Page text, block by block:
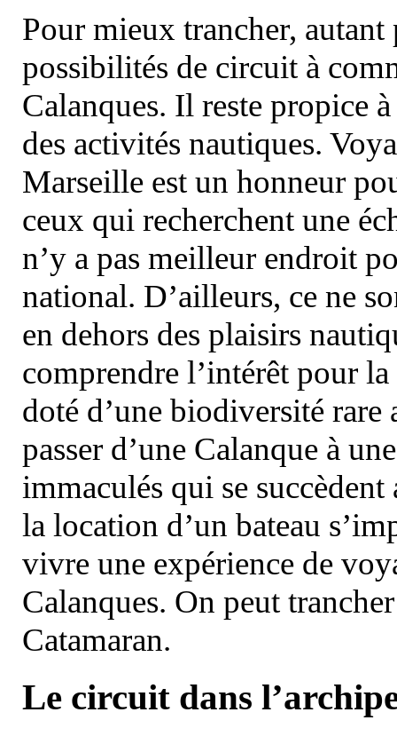
Pour mieux trancher, autant
possibilités de circuit à
Calanques. Il reste propice
des activités nautiques.
Marseille est un honneur
ceux qui recherchent une
n’y a pas meilleur endroit
national. D’ailleurs, ce ne
en dehors des plaisirs
comprendre l’intérêt pour
doté d’une biodiversité
passer d’une Calanque à
immaculés qui se
la location d’un bateau
vivre une expérience de
Calanques. On peut
Catamaran.
Le circuit dans